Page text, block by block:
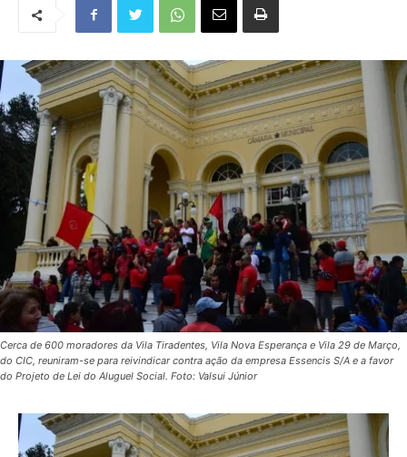
Cerca de 600 moradores da Vila Tiradentes, Vila Nova Esperança e Vila 29 de Março,
do CIC, reuniram-se para reivindicar contra ação da empresa Essencis S/A e a favor
do Projeto de Lei do Aluguel Social. Foto: Valsui Júnior